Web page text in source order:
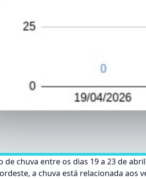
de chuva entre os dias 19 a 23 de
a chuva está relacionada